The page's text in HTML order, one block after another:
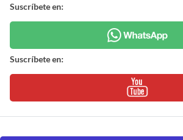
Suscríbete en:
Suscríbete en: